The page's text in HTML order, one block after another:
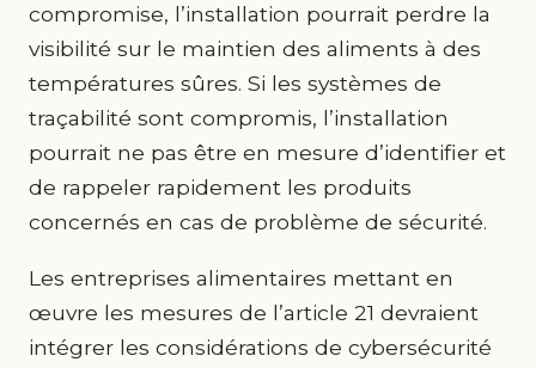
compromise, l’installation pourrait perdre la
visibilité sur le maintien des aliments à des
températures sûres. Si les systèmes de
traçabilité sont compromis, l’installation
pourrait ne pas être en mesure d’identifier et
de rappeler rapidement les produits
concernés en cas de problème de sécurité.
Les entreprises alimentaires mettant en
œuvre les mesures de l’article 21 devraient
intégrer les considérations de cybersécurité